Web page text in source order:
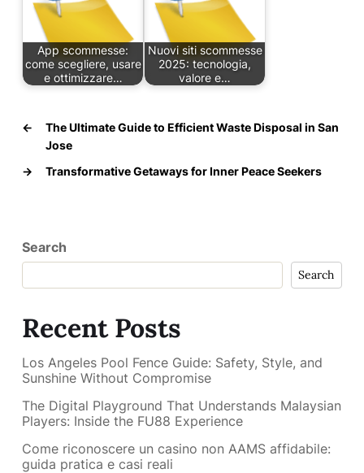
App scommesse:
come scegliere, usare
e ottimizzare…
Nuovi siti scommesse
2025: tecnologia,
valore e…
←
The Ultimate Guide to Efficient Waste Disposal in San
Jose
→
Transformative Getaways for Inner Peace Seekers
Search
Search
Recent Posts
Los Angeles Pool Fence Guide: Safety, Style, and
Sunshine Without Compromise
The Digital Playground That Understands Malaysian
Players: Inside the FU88 Experience
Come riconoscere un casino non AAMS affidabile:
guida pratica e casi reali